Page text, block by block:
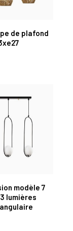
de plafond
modèle 7
lumières